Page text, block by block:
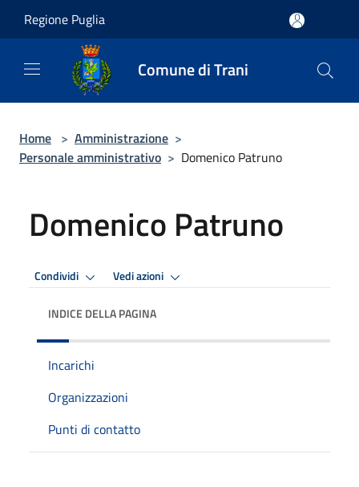
Regione Puglia
Comune di Trani
Home > Amministrazione >
Personale amministrativo > Domenico Patruno
Domenico Patruno
Condividi Vedi azioni
INDICE DELLA PAGINA
Incarichi
Organizzazioni
Punti di contatto